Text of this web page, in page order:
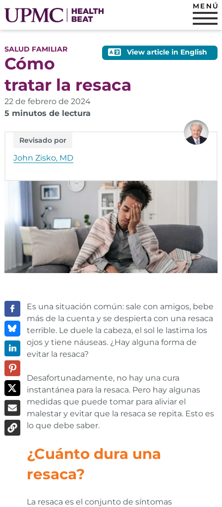
MENÚ
View article in English
SALUD FAMILIAR
Cómo
tratar la resaca
22 de febrero de 2024
5 minutos de lectura
Revisado por
John Zisko, MD
Es una situación común: sale con amigos, bebe
más de la cuenta y se despierta con una resaca
terrible. Le duele la cabeza, el sol le lastima los
ojos y tiene náuseas. ¿Hay alguna forma de
evitar la resaca?
Desafortunadamente, no hay una cura
instantánea para la resaca. Pero hay algunas
medidas que puede tomar para aliviar el
malestar y evitar que la resaca se repita. Esto es
lo que debe saber.
¿Cuánto dura una
resaca?
La resaca es el conjunto de síntomas